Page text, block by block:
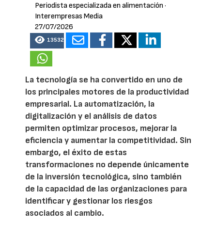
Periodista especializada en alimentación ·
Interempresas Media
27/07/2026
13532
La tecnología se ha convertido en uno de
los principales motores de la productividad
empresarial. La automatización, la
digitalización y el análisis de datos
permiten optimizar procesos, mejorar la
eficiencia y aumentar la competitividad. Sin
embargo, el éxito de estas
transformaciones no depende únicamente
de la inversión tecnológica, sino también
de la capacidad de las organizaciones para
identificar y gestionar los riesgos
asociados al cambio.